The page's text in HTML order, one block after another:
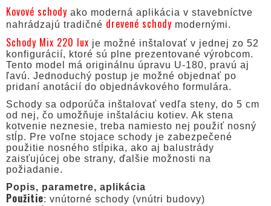
Kovové schody ako moderná aplikácia v stavebníctve
nahrádzajú tradičné drevené schody modernými.
Schody Mix 220 lux je možné inštalovať v jednej zo 52
konfigurácií, ktoré sú plne prezentované výrobcom.
Tento model má originálnu úpravu U-180, pravú aj
ľavú. Jednoduchý postup je možné objednať po
pridaní anotácií do objednávkového formulára.
Schody sa odporúča inštalovať vedľa steny, do 5 cm
od nej, čo umožňuje inštaláciu kotiev. Ak stena
kotvenie neznesie, treba namiesto nej použiť nosný
stĺp. Pre voľne stojace schody je zabezpečené
použitie nosného stĺpika, ako aj balustrády
zaisťujúcej obe strany, ďalšie možnosti na
požiadanie.
Popis, parametre, aplikácia
Použitie: vnútorné schody (vnútri budovy)